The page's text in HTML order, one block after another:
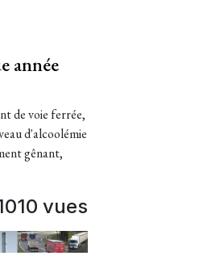
année
de voie ferrée,
d'alcoolémie
gênant,
vues